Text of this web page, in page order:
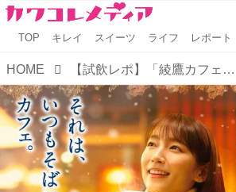
TOP キレイ スイーツ ライフ レポート
HOME 【試飲レポ】「綾鷹カフェ」シリーズに今年はホットが仲間入り！「綾鷹カフェ 抹茶ラテ」 ・「綾鷹カフェ ほうじ茶ラテ」発売中♡